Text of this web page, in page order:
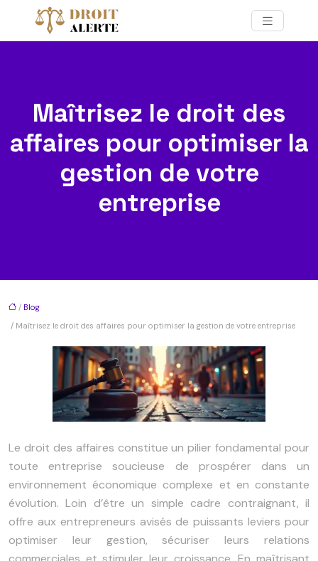
Maîtrisez le droit des
affaires pour optimiser la
gestion de votre
entreprise
/ Blog
/ Maîtrisez le droit des affaires pour optimiser la gestion de votre entreprise
Le droit des affaires constitue un pilier fondamental pour
toute entreprise soucieuse de prospérer dans un
environnement économique complexe et en constante
évolution. Loin d’être un simple cadre contraignant, il
offre aux entrepreneurs avisés de puissants leviers pour
optimiser leur gestion, sécuriser leurs relations